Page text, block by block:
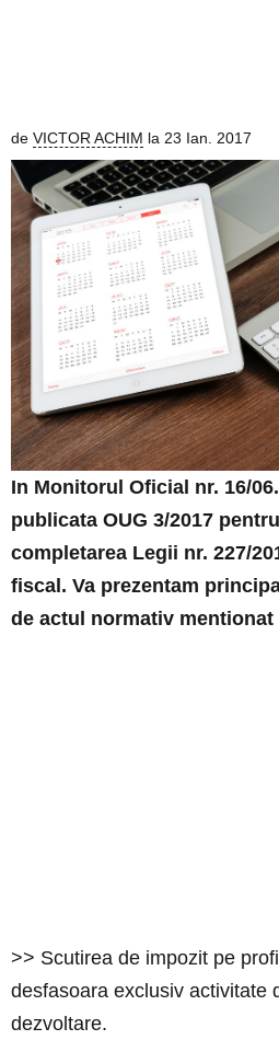
de VICTOR ACHIM la 23 Ian. 2017
In Monitorul Oficial nr. 16/
publicata OUG 3/2017
completarea Legii nr. 227/
fiscal. Va prezentam
de actul normativ mentionat
>> Scutirea de impozit pe
desfasoara exclusiv activitate
dezvoltare.